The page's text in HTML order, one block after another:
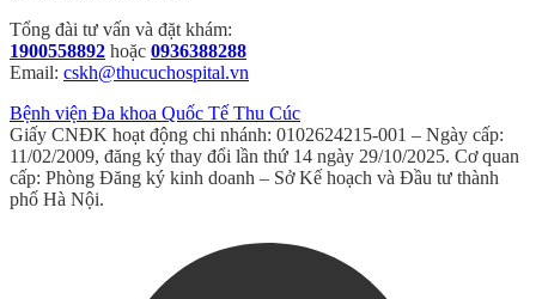
Tổng đài tư vấn và đặt khám:
1900558892 hoặc 0936388288
Email: cskh@thucuchospital.vn
Bệnh viện Đa khoa Quốc Tế Thu Cúc
Giấy CNĐK hoạt động chi nhánh: 0102624215-001 – Ngày cấp:
11/02/2009, đăng ký thay đổi lần thứ 14 ngày 29/10/2025. Cơ quan
cấp: Phòng Đăng ký kinh doanh – Sở Kế hoạch và Đầu tư thành
phố Hà Nội.